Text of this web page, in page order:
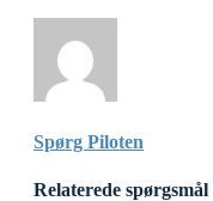
Spørg Piloten
Relaterede spørgsmål